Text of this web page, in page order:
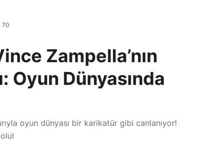
70
Zampella’nın
Oyun Dünyasında
oyun dünyası bir karikatür gibi canlanıyor!